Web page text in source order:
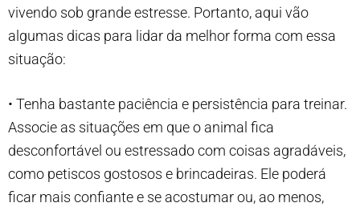
vivendo sob grande estresse. Portanto, aqui vão
algumas dicas para lidar da melhor forma com essa
situação:
• Tenha bastante paciência e persistência para treinar.
Associe as situações em que o animal fica
desconfortável ou estressado com coisas agradáveis,
como petiscos gostosos e brincadeiras. Ele poderá
ficar mais confiante e se acostumar ou, ao menos,